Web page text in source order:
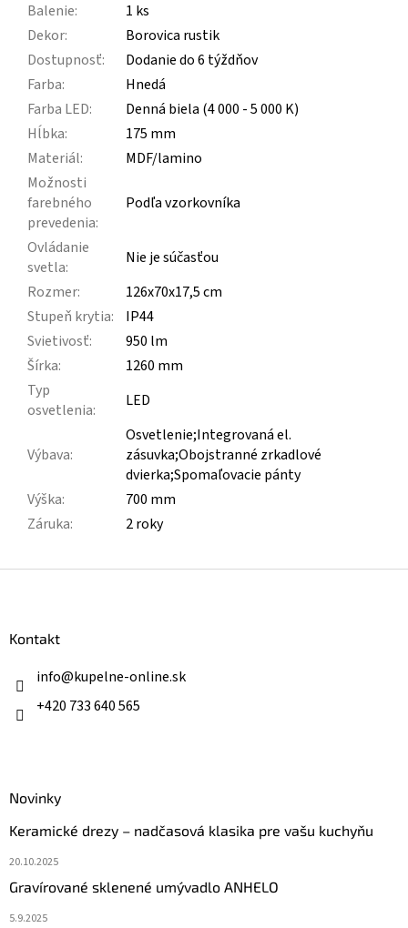
Balenie:
1 ks
Dekor:
Borovica rustik
Dostupnosť:
Dodanie do 6 týždňov
Farba:
Hnedá
Farba LED:
Denná biela (4 000 - 5 000 K)
Hĺbka:
175 mm
Materiál:
MDF/lamino
Možnosti
farebného
prevedenia:
Podľa vzorkovníka
Ovládanie
svetla:
Nie je súčasťou
Rozmer:
126x70x17,5 cm
Stupeň krytia:
IP44
Svietivosť:
950 lm
Šírka:
1260 mm
Typ
osvetlenia: LED
Výbava:
Osvetlenie;Integrovaná el.
zásuvka;Obojstranné zrkadlové
dvierka;Spomaľovacie pánty
Výška:
700 mm
Záruka: 2 roky
Kontakt
info@kupelne-online.sk
+420 733 640 565
Novinky
Keramické drezy – nadčasová klasika pre vašu kuchyňu
20.10.2025
Gravírované sklenené umývadlo ANHELO
5.9.2025